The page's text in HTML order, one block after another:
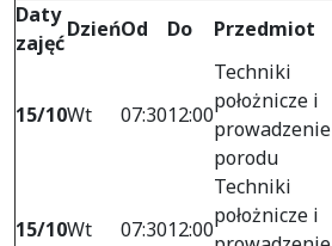
Daty
zajęć
DzieńOd Do Przedmiot
15/10Wt 07:3012:00
Techniki
położnicze i
prowadzenie
porodu
15/10Wt 07:3012:00
Techniki
położnicze i